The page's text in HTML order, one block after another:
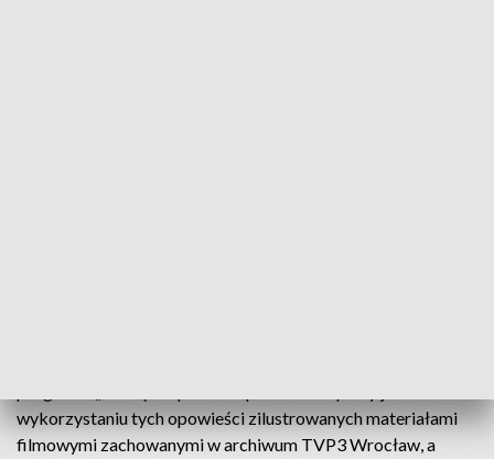
wykorzystaniu tych opowieści zilustrowanych materiałami
filmowymi zachowanymi w archiwum TVP3 Wrocław, a